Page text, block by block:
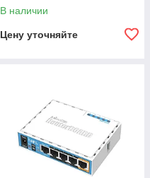
В наличии
Цену уточняйте